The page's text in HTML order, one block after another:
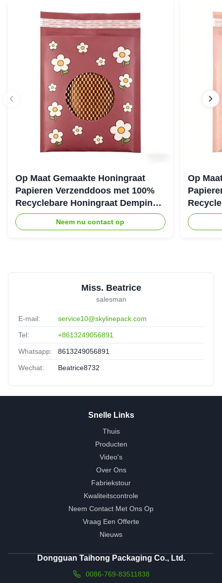
Op Maat Gemaakte Honingraat
Papieren Verzenddoos met 100%
Recyclebare Honingraat Demping
Structuur voor Eco Beschermende
Verpakking
Neem nu contact op
Op
Miss. Beatrice
salesman
E-mail: service10@skylinepack.com
Tel: +8613249056891
Whatsapp: 8613249056891
Wechat: Beatrice8732
Snelle Links
Thuis
Producten
Video's
Over Ons
Fabriekstour
Kwaliteitscontrole
Neem Contact Met Ons Op
Vraag Een Offerte
Nieuws
Dongguan Taihong Packaging Co., Ltd.
0086-769-83511838